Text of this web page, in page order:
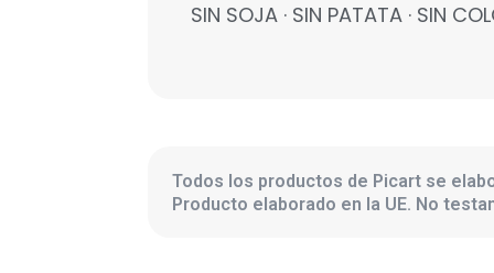
SIN SOJA · SIN PATATA · SIN
Todos los productos de Picart se
Producto elaborado en la UE. No